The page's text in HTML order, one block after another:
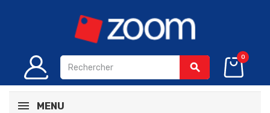
search
0
MENU